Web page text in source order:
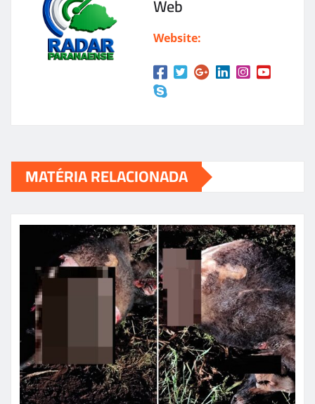
Web
Website:
MATÉRIA RELACIONADA